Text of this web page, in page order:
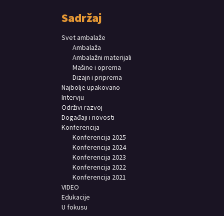
Sadržaj
Svet ambalaže
Ambalaža
Ambalažni materijali
Mašine i oprema
Dizajn i priprema
Najbolje upakovano
Intervju
Održivi razvoj
Događaji i novosti
Konferencija
Konferencija 2025
Konferencija 2024
Konferencija 2023
Konferencija 2022
Konferencija 2021
VIDEO
Edukacije
U fokusu